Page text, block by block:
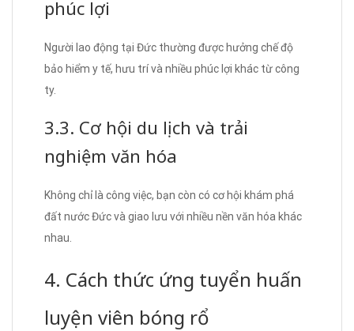
phúc lợi
Người lao động tại Đức thường được hưởng chế độ
bảo hiểm y tế, hưu trí và nhiều phúc lợi khác từ công
ty.
3.3. Cơ hội du lịch và trải
nghiệm văn hóa
Không chỉ là công việc, bạn còn có cơ hội khám phá
đất nước Đức và giao lưu với nhiều nền văn hóa khác
nhau.
4. Cách thức ứng tuyển huấn
luyện viên bóng rổ